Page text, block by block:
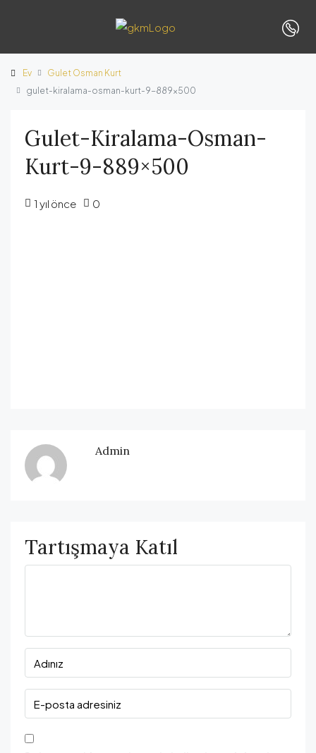
Ev
Gulet Osman Kurt
gulet-kiralama-osman-kurt-9-889×500
Gulet-Kiralama-Osman-
Kurt-9-889×500
1 yıl önce 0
Admin
Tartışmaya Katıl